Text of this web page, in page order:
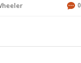
0